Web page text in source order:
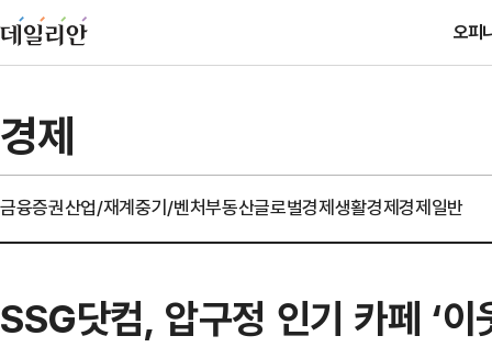
오피
경제
금융증권산업/재계중기/벤처부동산글로벌경제생활경제경제일반
SSG닷컴, 압구정 인기 카페 ‘